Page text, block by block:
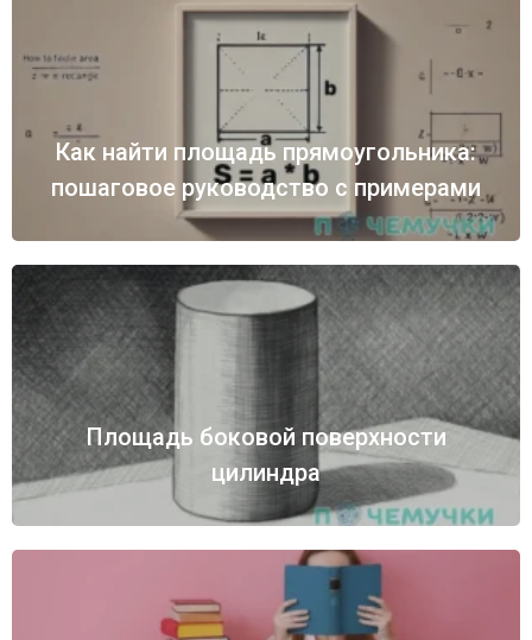
Как найти площадь прямоугольника:
пошаговое руководство с примерами
Площадь боковой поверхности
цилиндра